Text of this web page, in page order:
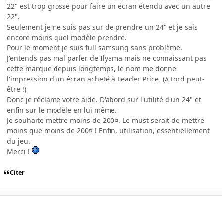
22" est trop grosse pour faire un écran étendu avec un autre
22".
Seulement je ne suis pas sur de prendre un 24" et je sais
encore moins quel modèle prendre.
Pour le moment je suis full samsung sans problème.
J'entends pas mal parler de Ilyama mais ne connaissant pas
cette marque depuis longtemps, le nom me donne
l'impression d'un écran acheté à Leader Price. (A tord peut-
être !)
Donc je réclame votre aide. D'abord sur l'utilité d'un 24" et
enfin sur le modèle en lui même.
Je souhaite mettre moins de 200¤. Le must serait de mettre
moins que moins de 200¤ ! Enfin, utilisation, essentiellement
du jeu.
Merci !
Citer